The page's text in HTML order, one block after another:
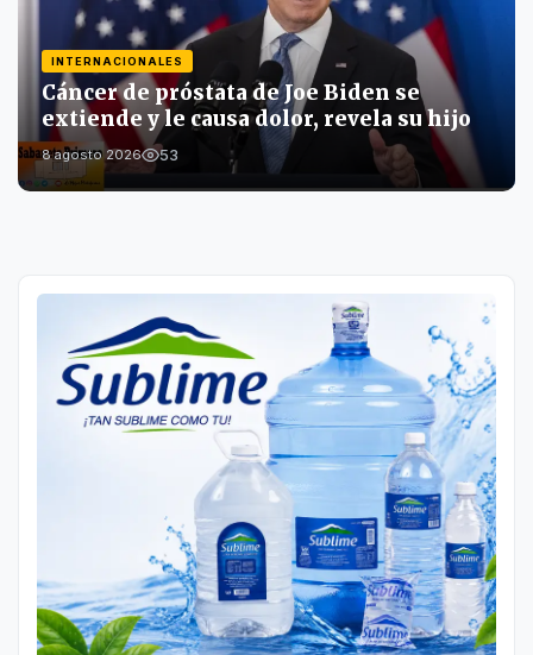
INTERNACIONALES
Cáncer de próstata de Joe Biden se
extiende y le causa dolor, revela su hijo
8 agosto 2026 53